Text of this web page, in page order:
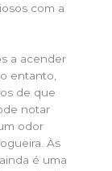
com a
a acender
entanto,
de que
notar
odor
Às
é uma